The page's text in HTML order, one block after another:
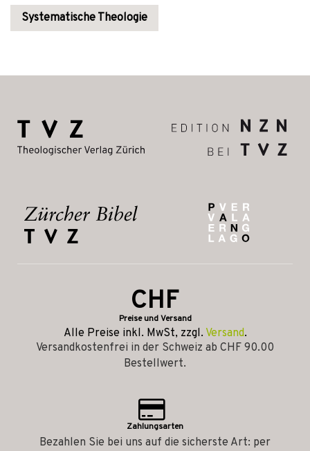
Systematische Theologie
CHF
Preise und Versand
Alle Preise inkl. MwSt, zzgl. Versand.
Versandkostenfrei in der Schweiz ab CHF 90.00
Bestellwert.
Zahlungsarten
Bezahlen Sie bei uns auf die sicherste Art: per